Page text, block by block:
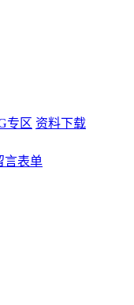
专区 资料下载
言表单